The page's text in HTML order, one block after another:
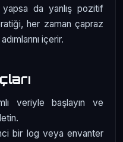
yapsa da yanlış pozitif
her zaman çapraz
içerir.
veriyle başlayın ve
bir log veya envanter